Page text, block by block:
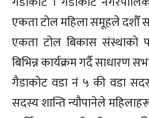
एकता टोल महिला समूहले दशौँ
एकता टोल बिकास संस्थाको
बिभिन्न कार्यक्रम गर्दै साधारण
गैडाकोट वडा नं ५ की वडा
सदस्य शान्ति न्यौपानेले